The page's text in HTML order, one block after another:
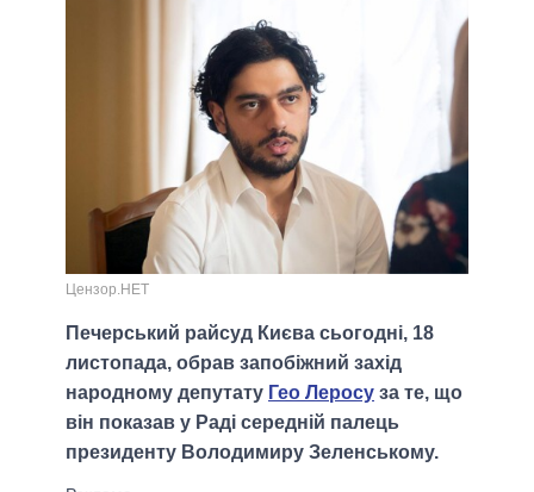
Цензор.НЕТ
Печерський райсуд Києва сьогодні, 18
листопада, обрав запобіжний захід
народному депутату Гео Леросу за те, що
він показав у Раді середній палець
президенту Володимиру Зеленському.